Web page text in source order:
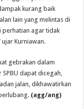
kurang baik
lain yang melintas di
perhatian agar tidak
Kurniawan.
gebrakan dalam
dapat dicegah,
jalan, dikhawatirkan
(agg/ang)